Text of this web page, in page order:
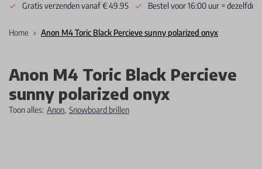
Gratis verzenden vanaf € 49.95 Bestel voor 16:00 uur = dezelfde
Home Anon M4 Toric Black Percieve sunny polarized onyx
Anon M4 Toric Black Percieve
sunny polarized onyx
Toon alles: Anon, Snowboard brillen